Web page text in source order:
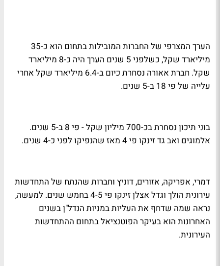
הערך המצרפי של החברות המובילות בתחום הוא כ-35
מיליארד שקל, כשלפני 5 שנים הערך היה כ-8 מיליארד
שקל. חברת אאורה נסחרת כיום ב-6.4 מיליארד שקל אחרי
עלייה של פי 18 ב-5 שנים.
בוני תיכון נסחרת בכ-700 מיליון שקל - פי 8 ב-5 שנים.
אלמוגים ואב גד זינקו פי 4 מאז שהנפיקו לפני כ-4 שנים.
דמרי, אפריקה, אזורים, דוניץ וחברות שהנתח של התחדשות
עירונית הולך וגדל אצלן זינקו פי 4-5 בחמש שנים. למעשה,
נראה שמה שדחף את העליות במניות הנדל"ן בשנים
האחרונות הוא בעיקר הפוטנציאל בתחום ההתחדשות
העירונית.